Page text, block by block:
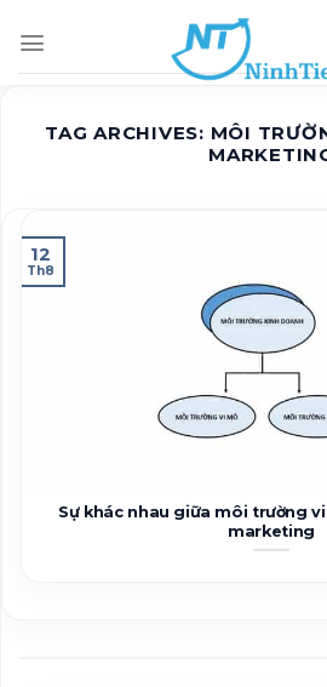
content
TAG ARCHIVES: MÔI
Sự khác nhau giữa môi trường
marketing
12
Th8